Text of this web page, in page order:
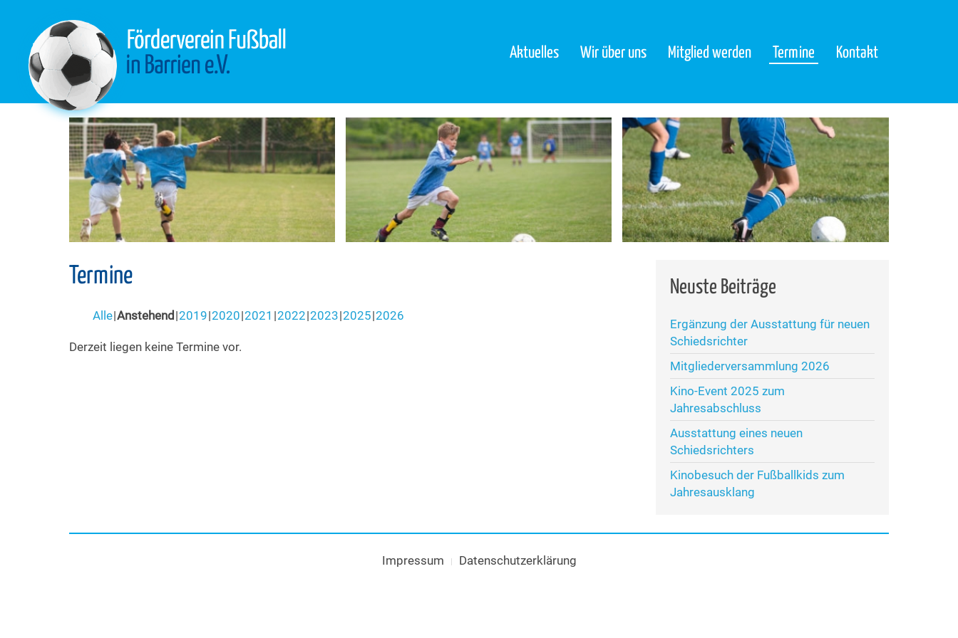
Aktuelles Wir über uns Mitglied werden Termine Kontakt
Termine
Alle Anstehend 2019 2020 2021 2022 2023 2025 2026
Derzeit liegen keine Termine vor.
Neuste Beiträge
Ergänzung der Ausstattung für neuen
Schiedsrichter
Mitgliederversammlung 2026
Kino-Event 2025 zum
Jahresabschluss
Ausstattung eines neuen
Schiedsrichters
Kinobesuch der Fußballkids zum
Jahresausklang
Impressum Datenschutzerklärung